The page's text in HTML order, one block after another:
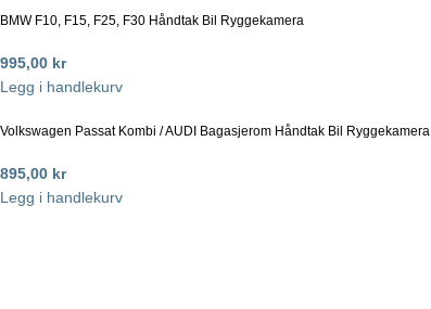
BMW F10, F15, F25, F30 Håndtak Bil Ryggekamera
995,00 kr
Legg i handlekurv
Volkswagen Passat Kombi / AUDI Bagasjerom Håndtak Bil Ryggekamera
895,00 kr
Legg i handlekurv